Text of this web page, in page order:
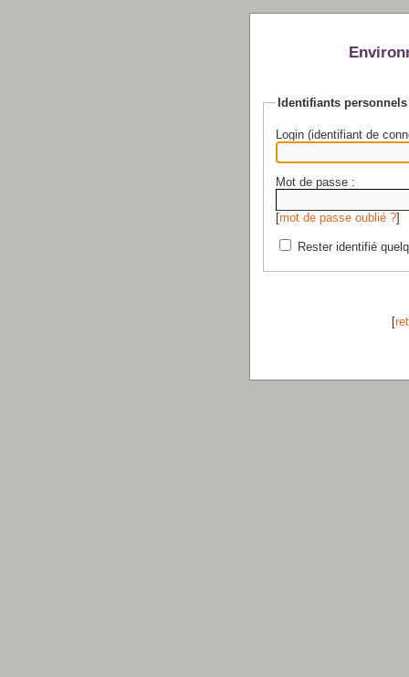
Identifiants personnels
Login (identifiant de
Mot de passe :
[mot de passe oublié ?]
Rester identifié
[